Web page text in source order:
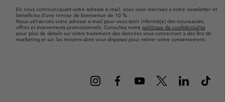
En nous communiquant votre adresse e-mail, vous vous inscrivez à notre newsletter et
bénéficiez d’une remise de bienvenue de 10 %.
Nous utiliserons votre adresse e-mail pour vous tenir informé(e) des nouveautés,
offres et événements promotionnels. Consultez notre politique de confidentialité
pour plus de détails sur notre traitement des données vous concernant à des fins de
marketing et sur les moyens dont vous disposez pour retirer votre consentement.